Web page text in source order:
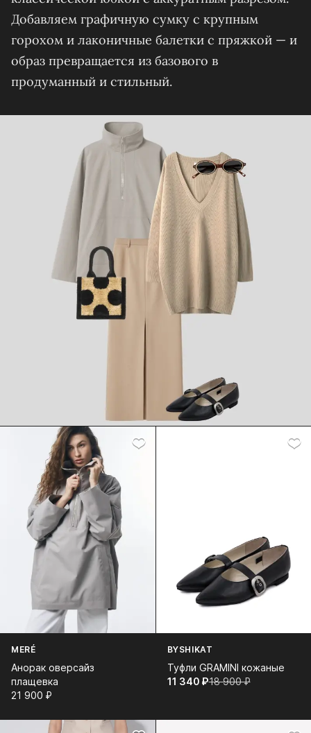
Добавляем графичную сумку с крупным
горохом и лаконичные балетки с пряжкой — и
образ превращается из базового в
продуманный и стильный.
MERÉ
Анорак оверсайз
плащевка
21 900⁠ ⁠₽
BYSHIKAT
Туфли GRAMINI кожаные
11 340⁠ ⁠₽18 900⁠ ⁠₽